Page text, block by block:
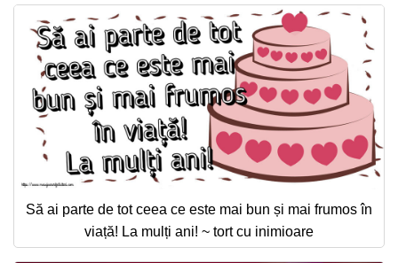
Să ai parte de tot ceea ce este mai bun și mai frumos în
viață! La mulți ani! ~ tort cu inimioare